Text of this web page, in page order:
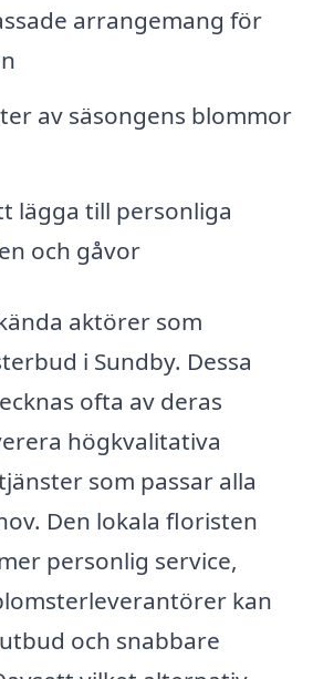
arrangemang för
av säsongens blommor
lägga till personliga
och gåvor
aktörer som
i Sundby. Dessa
ofta av deras
högkvalitativa
som passar alla
Den lokala floristen
personlig service,
kan
och snabbare